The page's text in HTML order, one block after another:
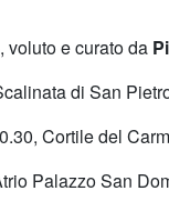
voluto e curato da
di San
Cortile del
Palazzo San